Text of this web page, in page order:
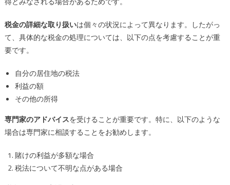
税金の詳細な取り扱いは個々の状況によって異なります。したがっ
て、具体的な税金の処理については、以下の点を考慮することが重
要です。
自分の居住地の税法
利益の額
その他の所得
専門家のアドバイスを受けることが重要です。特に、以下のような
場合は専門家に相談することをお勧めします。
賭けの利益が多額な場合
税法について不明な点がある場合